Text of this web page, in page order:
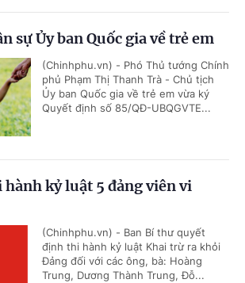
sự Ủy ban Quốc gia về trẻ em
(Chinhphu.vn) - Phó Thủ tướng Chính
phủ Phạm Thị Thanh Trà - Chủ tịch
Ủy ban Quốc gia về trẻ em vừa ký
Quyết định số 85/QĐ-UBQGVTE...
kỷ luật 5 đảng viên vi
(Chinhphu.vn) - Ban Bí thư quyết
định thi hành kỷ luật Khai trừ ra khỏi
Đảng đối với các ông, bà: Hoàng
Trung, Dương Thành Trung, Đỗ...